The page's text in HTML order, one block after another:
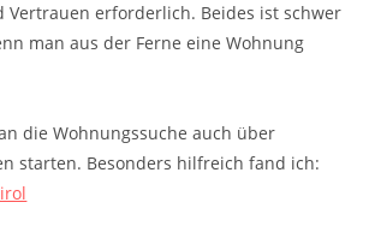
Vertrauen erforderlich. Beides ist schwer
man aus der Ferne eine Wohnung
die Wohnungssuche auch über
starten. Besonders hilfreich fand ich: